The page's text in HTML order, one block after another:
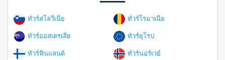
ทัวร์สโลวีเนีย ทัวร์โรมาเนีย
ทัวร์ออสเตรเลีย ทัวร์ยุโรป
ทัวร์ฟินแลนด์ ทัวร์นอร์เวย์